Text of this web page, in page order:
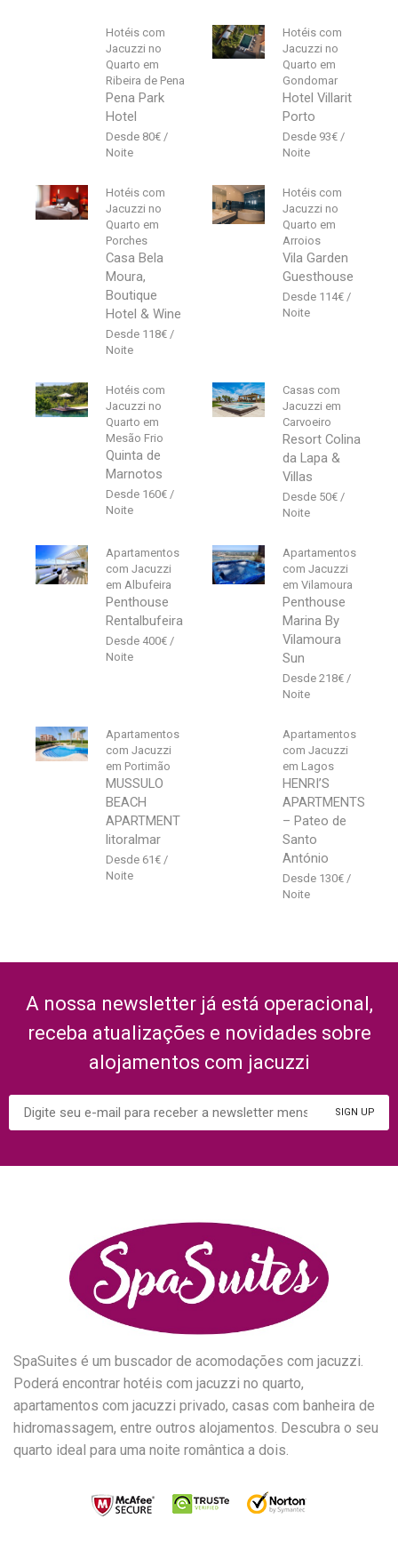
Hotéis com
Jacuzzi no
Quarto em
Ribeira de Pena
Pena Park
Hotel
80€
Hotéis com
Jacuzzi no
Quarto em
Gondomar
Hotel Villarit
Porto
93€
Hotéis com
Jacuzzi no
Quarto em
Porches
Casa Bela
Moura,
Boutique
Hotel & Wine
118€
Hotéis com
Jacuzzi no
Quarto em
Arroios
Vila Garden
Guesthouse
114€
Hotéis com
Jacuzzi no
Quarto em
Mesão Frio
Quinta de
Marnotos
160€
Casas com
Jacuzzi em
Carvoeiro
Resort Colina
da Lapa &
Villas
50€
Apartamentos
com Jacuzzi
em Albufeira
Penthouse
Rentalbufeira
400€
Apartamentos
com Jacuzzi
em Vilamoura
Penthouse
Marina By
Vilamoura
Sun
218€
Apartamentos
com Jacuzzi
em Portimão
MUSSULO
BEACH
APARTMENT
litoralmar
61€
Apartamentos
com Jacuzzi
em Lagos
HENRI’S
APARTMENTS
– Pateo de
Santo
António
130€
A nossa newsletter já está operacional,
receba atualizações e novidades sobre
alojamentos com jacuzzi
SpaSuites é um buscador de acomodações com jacuzzi.
Poderá encontrar hotéis com jacuzzi no quarto,
apartamentos com jacuzzi privado, casas com banheira de
hidromassagem, entre outros alojamentos. Descubra o seu
quarto ideal para uma noite romântica a dois.